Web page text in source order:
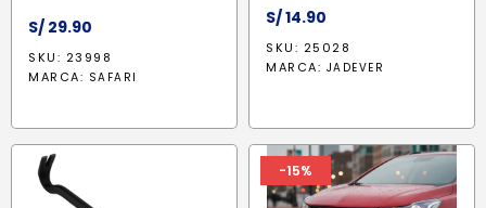
S/ 29.90
SKU: 23998
MARCA: SAFARI
S/14.90
SKU: 25028
MARCA: JADEVER
-15%